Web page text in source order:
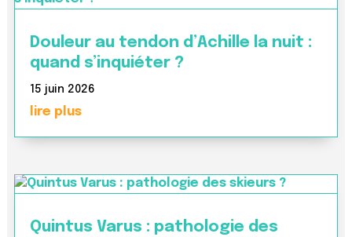
Douleur au tendon d’Achille la nuit :
quand s’inquiéter ?
15 juin 2026
lire plus
Quintus Varus : pathologie des